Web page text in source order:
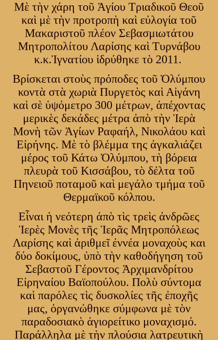
Μὲ τὴν χάρη τοῦ Ἁγίου Τριαδικοῦ Θεοῦ
καὶ μὲ τὴν προτροπὴ καὶ εὐλογία τοῦ
Μακαριστοῦ πλέον Σεβασμιωτάτου
Μητροπολίτου Λαρίσης καὶ Τυρνάβου
κ.κ.Ἰγνατίου ἱδρύθηκε τὸ 2011.
Βρίσκεται στοὺς πρόποδες τοῦ Ὀλύμπου
κοντὰ στὰ χωριὰ Πυργετὸς καὶ Αἰγάνη
καὶ σὲ ὑψόμετρο 300 μέτρων, ἀπέχοντας
μερικὲς δεκάδες μέτρα ἀπὸ τὴν Ἱερὰ
Μονὴ τῶν Ἁγίων Ραφαήλ, Νικολάου καὶ
Εἰρήνης. Μὲ τὸ βλέμμα της ἀγκαλιάζει
μέρος τοῦ Κάτω Ὀλύμπου, τὴ βόρεια
πλευρὰ τοῦ Κισσάβου, τὸ δέλτα τοῦ
Πηνειοῦ ποταμοῦ καὶ μεγάλο τμήμα τοῦ
Θερμαϊκοῦ κόλπου.
Εἶναι ἡ νεότερη ἀπὸ τὶς τρεὶς ἀνδρῶες
Ἱερὲς Μονὲς τῆς Ἱερᾶς Μητροπόλεως
Λαρίσης καὶ ἀριθμεῖ ἐννέα μοναχοὺς και
δύο δοκίμους, ὑπὸ τὴν καθοδήγηση τοῦ
Σεβαστοῦ Γέροντος Ἀρχιμανδρίτου
Εἰρηναίου Βαϊοπούλου. Πολὺ σύντομα
καὶ παρόλες τὶς δυσκολίες τῆς ἐποχῆς
μας, ὀργανώθηκε σύμφωνα μὲ τὸν
παραδοσιακὸ ἁγιορείτικο μοναχισμό.
Παράλληλα μὲ τὴν πλούσια λατρευτικὴ